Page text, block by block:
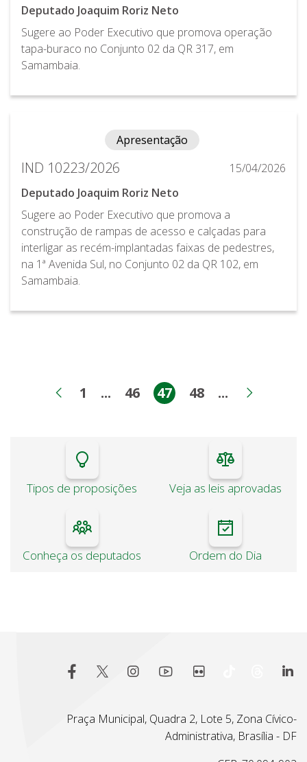
Deputado Joaquim Roriz Neto
Sugere ao Poder Executivo que promova operação
tapa-buraco no Conjunto 02 da QR 317, em
Samambaia.
Apresentação
IND 10223/2026
15/04/2026
Deputado Joaquim Roriz Neto
Sugere ao Poder Executivo que promova a
construção de rampas de acesso e calçadas para
interligar as recém-implantadas faixas de pedestres,
na 1ª Avenida Sul, no Conjunto 02 da QR 102, em
Samambaia.
Página anterior
Página
1 ...Páginas intermediárias
Página
46 Página
47 Página
48 ...Páginas
Tipos de proposições Veja as leis aprovadas
Conheça os deputados Ordem do Dia
Praça Municipal, Quadra 2, Lote 5, Zona Cívico-
Administrativa, Brasília - DF